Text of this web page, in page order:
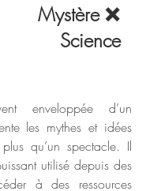
Mystère ❌
Science
enveloppée d’un
les mythes et idées
qu’un spectacle. Il
utilisé depuis des
à des ressources